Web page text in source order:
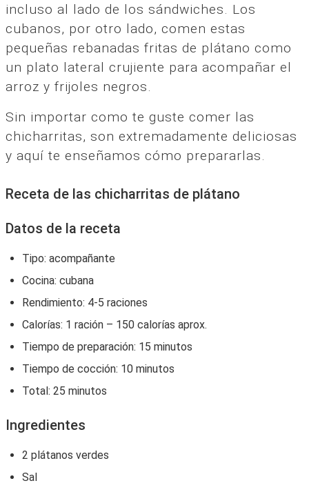
incluso al lado de los sándwiches. Los
cubanos, por otro lado, comen estas
pequeñas rebanadas fritas de plátano como
un plato lateral crujiente para acompañar el
arroz y frijoles negros.
Sin importar como te guste comer las
chicharritas, son extremadamente deliciosas
y aquí te enseñamos cómo prepararlas.
Receta de las chicharritas de plátano
Datos de la receta
Tipo:‌ acompañante
Cocina:‌ ‌cubana
Rendimiento:‌ 4-5 raciones
Calorías: 1 ración –‌ 150 calorías‌ ‌aprox.‌ ‌
Tiempo‌ ‌de‌ ‌preparación: 15 minutos
Tiempo‌ ‌de‌ ‌cocción:‌ 10 minutos
Total:‌ 25 minutos
Ingredientes
2 plátanos verdes
Sal